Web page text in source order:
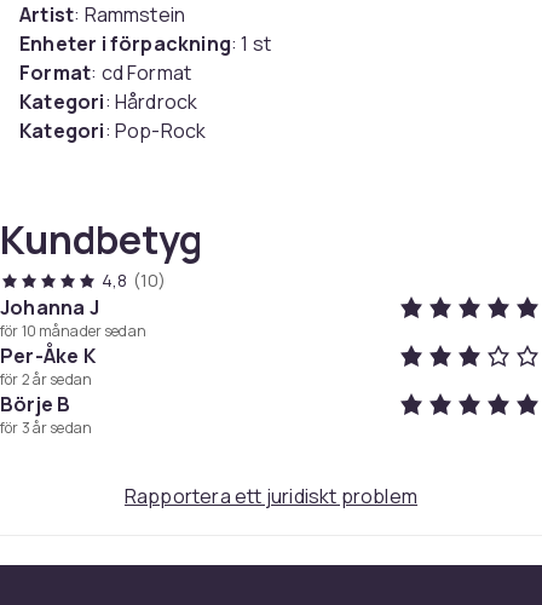
Artist: Rammstein
Enheter i förpackning: 1 st
Format: cd Format
Kategori: Hårdrock
Kategori: Pop-Rock
Media: CD
Releasedatum: 2022-04-29
Streckkod
Artikel.nr.
487de37c-6f34-4385-964c-988d54c0c127
Produktsäkerhetsinformation
Kundbetyg
4,8 (10)
Johanna J
för 10 månader sedan
Per-Åke K
för 2 år sedan
Börje B
för 3 år sedan
Rapportera ett juridiskt problem